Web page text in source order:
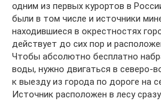
одним из первых курортов в
были в том числе и источники
находившиеся в окрестностях
действует до сих пор и
Чтобы абсолютно бесплатно
воды, нужно двигаться в северо-
к выезду из города по дороге на
Источник расположен в лесу